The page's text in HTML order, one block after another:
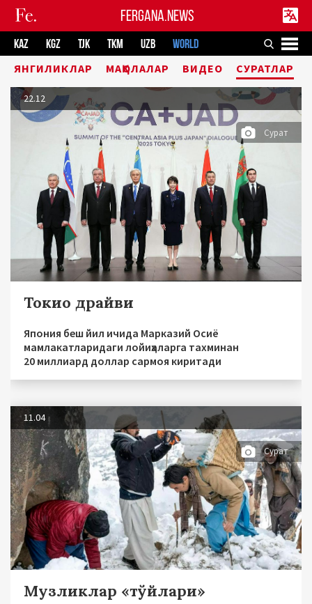
FERGANA.NEWS
KAZ KGZ TJK TKM UZB WORLD
ЯНГИЛИКЛАР МАҚОЛАЛАР ВИДЕО СУРАТЛАР
22.12
Сурат
Токио драйви
Япония беш йил ичида Марказий Осиё
мамлакатларидаги лойиҳаларга тахминан
20 миллиард доллар сармоя киритади
11.04
Сурат
Музликлар «тўйлари»